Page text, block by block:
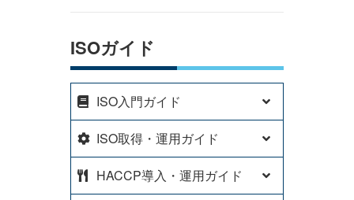
ISOガイド
ISO入門ガイド
ISO取得・運用ガイド
HACCP導入・運用ガイド